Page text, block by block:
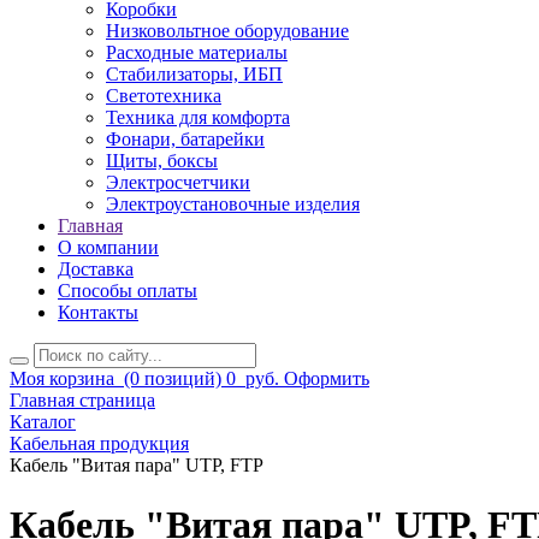
Коробки
Низковольтное оборудование
Расходные материалы
Стабилизаторы, ИБП
Светотехника
Техника для комфорта
Фонари, батарейки
Щиты, боксы
Электросчетчики
Электроустановочные изделия
Главная
О компании
Доставка
Способы оплаты
Контакты
Моя корзина (0 позиций) 0 руб. Оформить
Главная страница
Каталог
Кабельная продукция
Кабель "Витая пара" UTP, FTP
Кабель "Витая пара" UTP,